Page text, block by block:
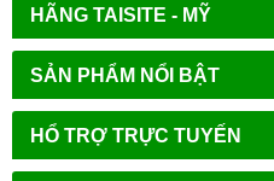
HÃNG TAISITE - MỸ
SẢN PHẨM NỔI BẬT
HỔ TRỢ TRỰC TUYẾN